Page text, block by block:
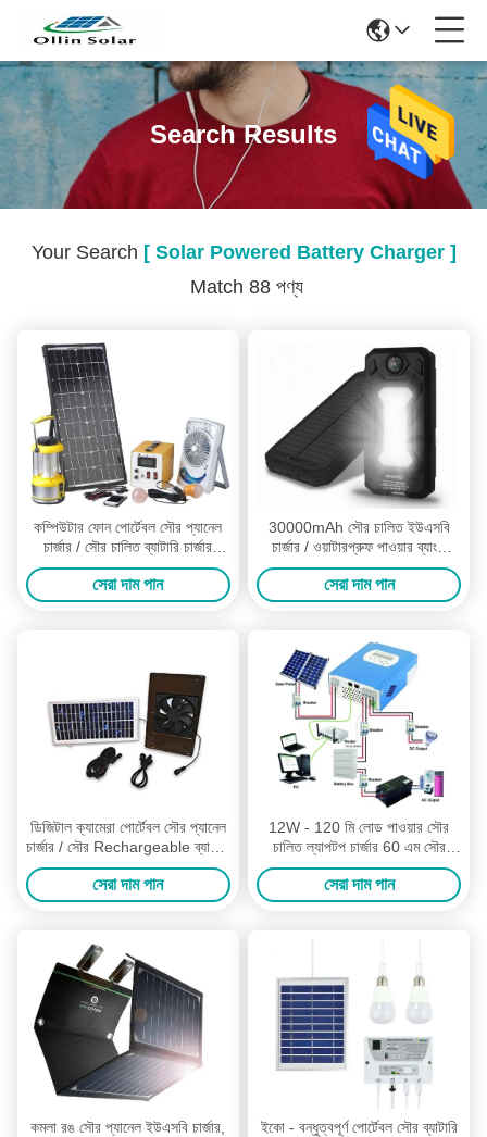
Search Results
Your Search [ Solar Powered Battery Charger ]
Match 88 পণ্য
কম্পিউটার ফোন পোর্টেবল সৌর প্যানেল
চার্জার / সৌর চালিত ব্যাটারি চার্জার
130W
সেরা দাম পান
30000mAh সৌর চালিত ইউএসবি
চার্জার / ওয়াটারপ্রুফ পাওয়ার ব্যাংক
নিরাপদ এবং নির্ভরযোগ্য
সেরা দাম পান
ডিজিটাল ক্যামেরা পোর্টেবল সৌর প্যানেল
চার্জার / সৌর Rechargeable ব্যাটারি
চার্জারটির
সেরা দাম পান
12W - 120 মি লোড পাওয়ার সৌর
চালিত ল্যাপটপ চার্জার 60 এম সৌর
প্যানেল 6 এম কেবল
সেরা দাম পান
কমলা রঙ সৌর প্যানেল ইউএসবি চার্জার,
ইকো - বন্ধুত্বপূর্ণ পোর্টেবল সৌর ব্যাটারি